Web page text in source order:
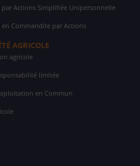
par Actions Simplifiée Unipersonnelle
en Commandite par Actions
AGRICOLE
agricole
limitée
en Commun